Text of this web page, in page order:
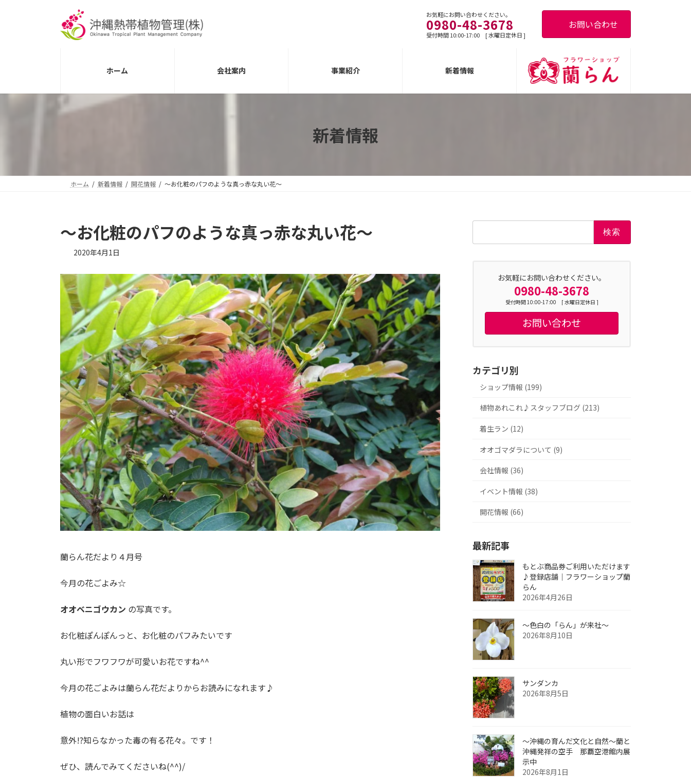
キ
に
お気軽にお問い合わせください。
0980-48-3678
受付時間 10:00-17:00 [ 水曜日定休日 ]
お問い合わせ
ホーム 会社案内 事業紹介 新着情報
新着情報
ホーム 新着情報 開花情報 ～お化粧のパフのような真っ赤な丸い花～
～お化粧のパフのような真っ赤な丸い花～
2020年4月1日
蘭らん花だより４月号
今月の花ごよみ☆
オオベニゴウカン の写真です。
お化粧ぽんぽんっと、お化粧のパフみたいです
丸い形でフワフワが可愛いお花ですね^^
今月の花ごよみは蘭らん花だよりからお読みになれます♪
植物の面白いお話は
意外!?知らなかった毒の有る花々。です！
ぜひ、読んでみてくださいね(^^)/
お気軽にお問い合わせください。
0980-48-3678
受付時間 10:00-17:00 [ 水曜日定休日 ]
お問い合わせ
カテゴリ別
ショップ情報 (199)
植物あれこれ♪スタッフブログ (213)
着生ラン (12)
オオゴマダラについて (9)
会社情報 (36)
イベント情報 (38)
開花情報 (66)
最新記事
もとぶ商品券ご利用いただけます
♪登録店舗｜フラワーショップ蘭
らん
2026年4月26日
～色白の「らん」が来社～
2026年8月10日
サンダンカ
2026年8月5日
～沖縄の育んだ文化と自然～蘭と
沖縄発祥の空手 那覇空港館内展
示中
2026年8月1日